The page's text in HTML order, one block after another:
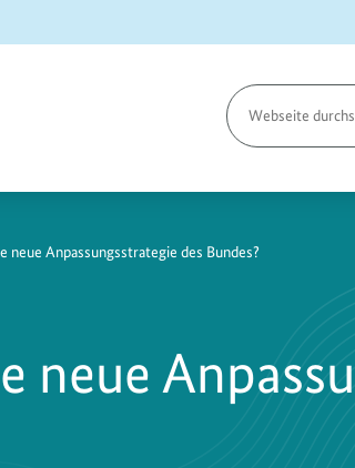
Seite
durchsuchen
neue Anpassungsstrategie des Bundes?
neue